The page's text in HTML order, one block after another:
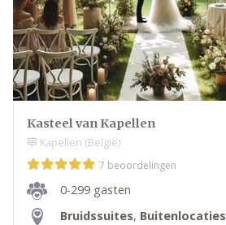
Kasteel van Kapellen
Kapellen (België)
7 beoordelingen
0-299 gasten
Bruidssuites, Buitenlocaties